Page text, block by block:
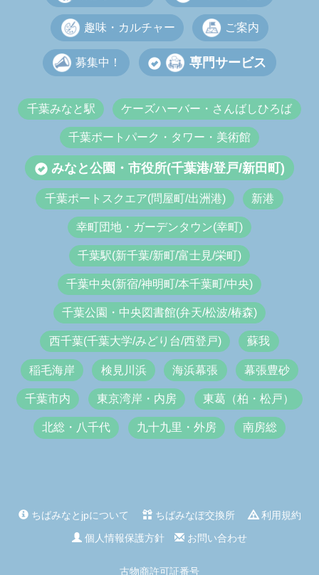
趣味・カルチャー ご案内
募集中！ 専門サービス
千葉みなと駅 ケーズハーバー・さんばしひろば
千葉ポートパーク・タワー・美術館
みなと公園・市役所(千葉港/登戸/新田町)
千葉ポートスクエア(問屋町/出洲港) 新港
幸町団地・ガーデンタウン(幸町)
千葉駅(新千葉/新町/富士見/栄町)
千葉中央(新宿/神明町/本千葉町/中央)
千葉公園・中央図書館(弁天/松波/椿森)
西千葉(千葉大学/みどり台/西登戸) 蘇我
稲毛海岸 検見川浜 海浜幕張 幕張豊砂
千葉市内 東京湾岸・内房 東葛（柏・松戸）
北総・八千代 九十九里・外房 南房総
ちばみなとjpについて ちばみなぽ交換所
利用規約
個人情報保護方針
お問い合わせ
古物商許可証番号